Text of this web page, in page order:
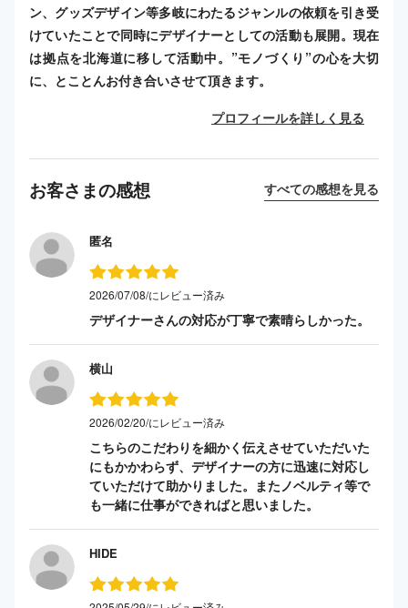
ン、グッズデザイン等多岐にわたるジャンルの依頼を引き受
けていたことで同時にデザイナーとしての活動も展開。現在
は拠点を北海道に移して活動中。”モノづくり”の心を大切
に、とことんお付き合いさせて頂きます。
プロフィールを詳しく見る
お客さまの感想 すべての感想を見る
匿名
2026/07/08/にレビュー済み
デザイナーさんの対応が丁寧で素晴らしかった。
横山
2026/02/20/にレビュー済み
こちらのこだわりを細かく伝えさせていただいた
にもかかわらず、デザイナーの方に迅速に対応し
ていただけて助かりました。またノベルティ等で
も一緒に仕事ができればと思いました。
HIDE